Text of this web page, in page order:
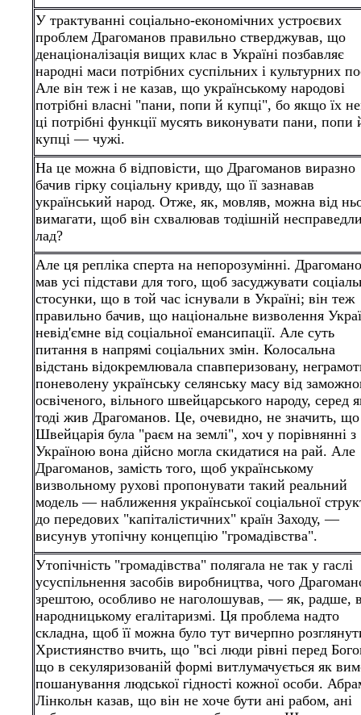
У трактуванні соціально-економічних устроєвих
проблем Драгоманов правильно стверджував, що
денаціоналізація вищих клас в Україні позбавляє
народні маси потрібних суспільних і культурних
Але він теж і не казав, що українському народові
потрібні власні "пани, попи й купці", бо якщо їх
ці потрібні функції мусять виконувати пани, попи
купці — чужі.
На це можна б відповісти, що Драгоманов виразно
бачив гірку соціальну кривду, що її зазнавав
український народ. Отже, як, мовляв, можна від
вимагати, щоб він схвалював тодішній
лад?
Але ця репліка сперта на непорозумінні.
мав усі підстави для того, щоб засуджувати
стосунки, що в той час існували в Україні; він теж
правильно бачив, що національне визволення
невід'ємне від соціальної емансипації. Але суть
питання в напрямі соціальних змін. Колосальна
відстань відокремлювала спавперизовану,
поневолену українську селянську масу від
освіченого, вільного швейцарського народу, серед
тоді жив Драгоманов. Це, очевидно, не значить, що
Швейцарія була "раєм на землі", хоч у порівнянні з
Україною вона дійсно могла скидатися на рай. Але
Драгоманов, замість того, щоб українському
визвольному рухові пропонувати такий реальний
модель — наближення української соціальної
до передових "капіталістичних" країн Заходу, —
висунув утопічну концепцію "громадівства".
Утопічність "громадівства" полягала не так у гаслі
усуспільнення засобів виробництва, чого
зрештою, особливо не наголошував, — як, радше,
народницькому егалітаризмі. Ця проблема надто
складна, щоб її можна було тут вичерпно
Християнство вчить, що "всі люди рівні перед
що в секуляризованій формі витлумачується як
пошанування людської гідності кожної особи.
Лінкольн казав, що він не хоче бути ані рабом, ані